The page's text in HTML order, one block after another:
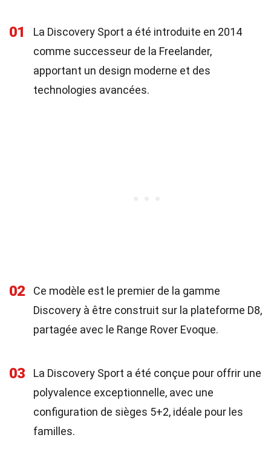
01
La Discovery Sport a été introduite en 2014
comme successeur de la Freelander,
apportant un design moderne et des
technologies avancées.
02
Ce modèle est le premier de la gamme
Discovery à être construit sur la plateforme D8,
partagée avec le Range Rover Evoque.
03
La Discovery Sport a été conçue pour offrir une
polyvalence exceptionnelle, avec une
configuration de sièges 5+2, idéale pour les
familles.